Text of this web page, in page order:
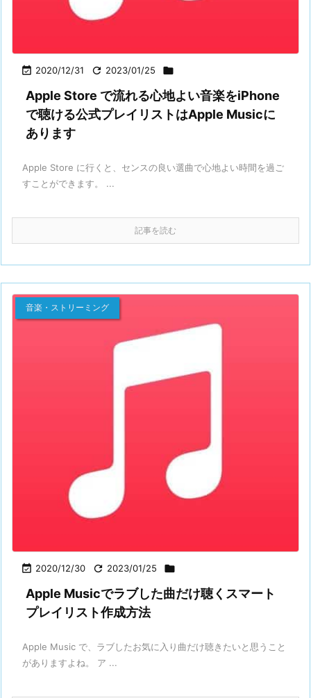
 2020/12/31  2023/01/25 
Apple Store で流れる心地よい音楽をiPhone
で聴ける公式プレイリストはApple Musicに
あります
Apple Store に行くと、センスの良い選曲で心地よい時間を過ご
すことができます。 ...
記事を読む
 2020/12/30  2023/01/25 
音楽・ストリーミング
Apple Musicでラブした曲だけ聴くスマート
プレイリスト作成方法
Apple Music で、ラブしたお気に入り曲だけ聴きたいと思うこと
がありますよね。 ア ...